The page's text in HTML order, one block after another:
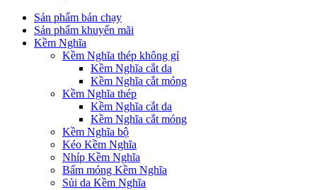
Sản phẩm bán chạy
Sản phẩm khuyến mãi
Kềm Nghĩa
Kềm Nghĩa thép không gỉ
Kềm Nghĩa cắt da
Kềm Nghĩa cắt móng
Kềm Nghĩa thép
Kềm Nghĩa cắt da
Kềm Nghĩa cắt móng
Kềm Nghĩa bộ
Kéo Kềm Nghĩa
Nhíp Kềm Nghĩa
Bấm móng Kềm Nghĩa
Sủi da Kềm Nghĩa